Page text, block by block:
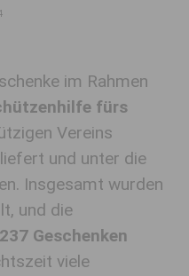
im Rahmen
fürs
Vereins
und unter die
Insgesamt wurden
und die
237 Geschenken
viele